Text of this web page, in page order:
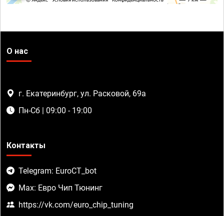
О нас
г. Екатеринбург, ул. Расковой, 69а
Пн-Сб | 09:00 - 19:00
Контакты
Telegram: EuroCT_bot
Max: Евро Чип Тюнинг
https://vk.com/euro_chip_tuning